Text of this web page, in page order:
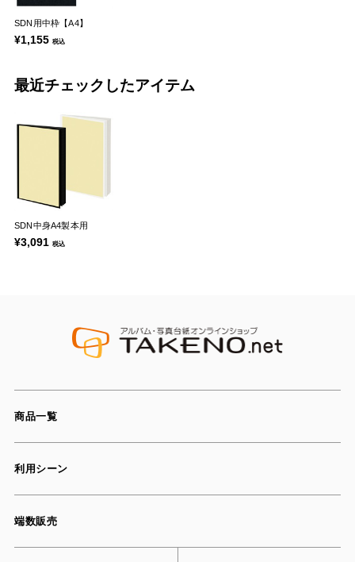
SDN用中枠【A4】
¥1,155 税込
最近チェックしたアイテム
SDN中身A4製本用
¥3,091 税込
商品一覧
利用シーン
端数販売